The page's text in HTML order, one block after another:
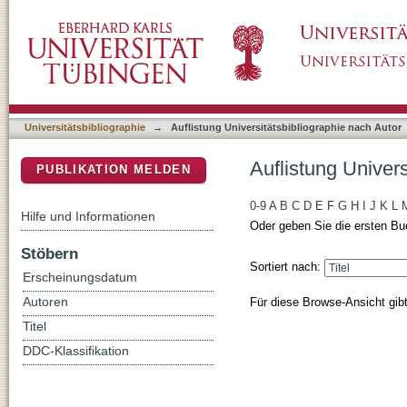
Universitätsbibliographie → Auflistung Universitätsbibliographie nach Autor
Auflistung
0-9 A B C D E F G H J K L
Oder geben Sie die ersten
Sortiert nach:
Für diese Browse-Ansicht
PUBLIKATION MELDEN
Hilfe und Informationen
Stöbern
Erscheinungsdatum
Autoren
Titel
DDC-Klassifikation